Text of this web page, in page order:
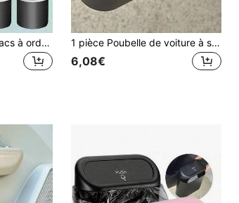
Quatre rouleaux de sacs à ordures de voiture (60 pièces), sacs à ordures miniatures et petits de qualité supérieure, sacs à ordures imperméables et organisateur de déchets, adaptés aux poubelles de voiture et de bureau, sacs en plastique épaissis 1 pièce Poubelle de voiture à suspendre
6,08€